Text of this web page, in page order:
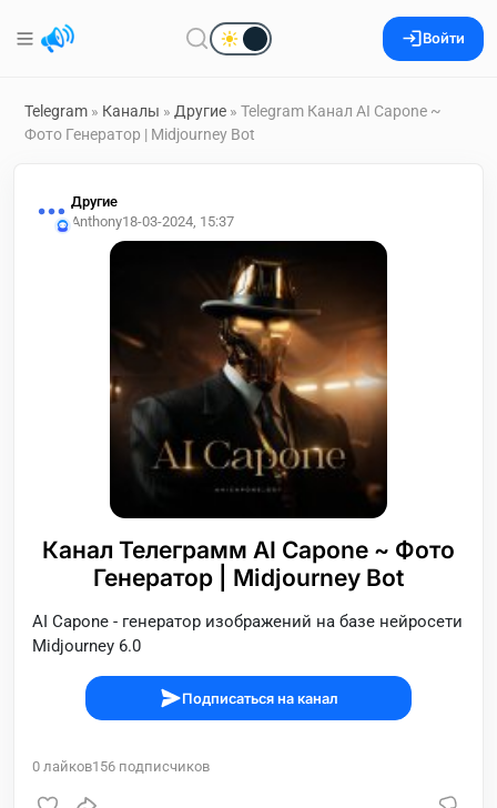
Войти
Telegram » Каналы » Другие » Telegram Канал AI Capone ~
Фото Генератор | Midjourney Bot
Другие
Anthony18-03-2024, 15:37
Канал Телеграмм AI Capone ~ Фото
Генератор | Midjourney Bot
AI Capone - генератор изображений на базе нейросети
Midjourney 6.0
Подписаться на канал
0 лайков156 подписчиков